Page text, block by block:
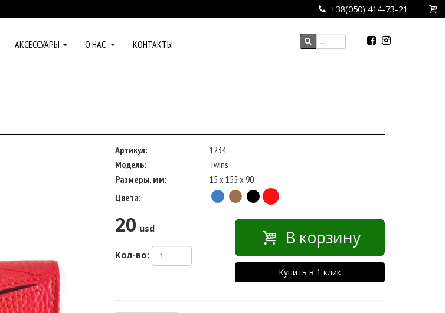
+38(050) 414-73-21
АКСЕССУАРЫ О НАС КОНТАКТЫ
Артикул:
1234
Модель:
Twins
Размеры, мм:
15 x 155 x 90
Цвета:
20 usd
Кол-во:
В корзину
Купить в 1 клик